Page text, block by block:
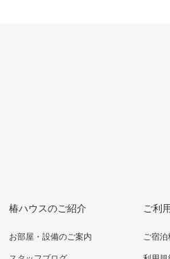
椿ハウスのご紹介
お部屋・設備のご案内
ご利
ご宿